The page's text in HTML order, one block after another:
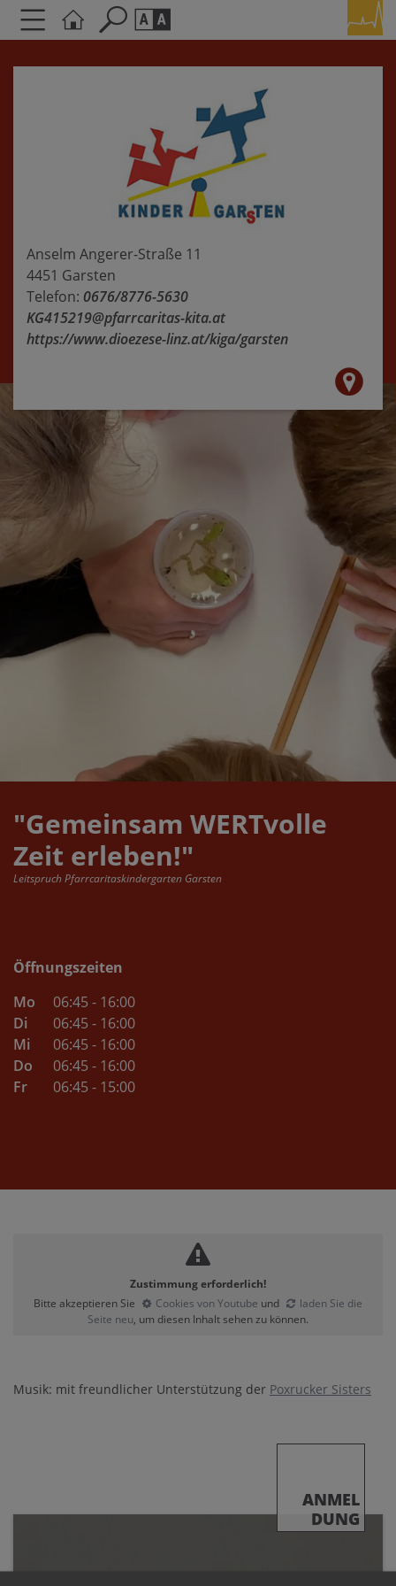
A
Kontrasteinstellungen
Anselm Angerer-Straße 11
4451 Garsten
Telefon: 0676/8776-5630
KG415219@pfarrcaritas-kita.at
https://www.dioezese-linz.at/kiga/garsten
"Gemeinsam WERTvolle
Zeit erleben!"
Leitspruch Pfarrcaritaskindergarten Garsten
Öffnungszeiten
Mo
06:45 - 16:00
Di
06:45 - 16:00
Mi
06:45 - 16:00
Do
06:45 - 16:00
Fr
06:45 - 15:00
Zustimmung erforderlich!
Bitte akzeptieren Sie
Cookies von Youtube und
laden Sie die
Seite neu, um diesen Inhalt sehen zu können.
Musik: mit freundlicher Unterstützung der Poxrucker Sisters
ANMEL
DUNG